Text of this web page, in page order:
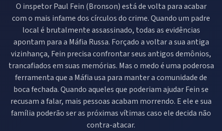
O inspetor Paul Fein (Bronson) está de volta para acabar
com o mais infame dos círculos do crime. Quando um padre
local é brutalmente assassinado, todas as evidências
apontam para a Máfia Russa. Forçado a voltar a sua antiga
vizinhança, Fein precisa confrontar seus antigos demônios,
trancafiados em suas memórias. Mas o medo é uma poderosa
ferramenta que a Máfia usa para manter a comunidade de
boca fechada. Quando aqueles que poderiam ajudar Fein se
recusam a falar, mais pessoas acabam morrendo. E ele e sua
família poderão ser as próximas vítimas caso ele decida não
contra-atacar.